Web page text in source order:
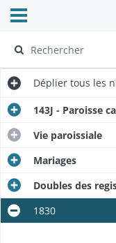
Ouvrir le menu
Déplier tous les
143J - Paroisse
Vie paroissiale
Mariages
Doubles des
1830